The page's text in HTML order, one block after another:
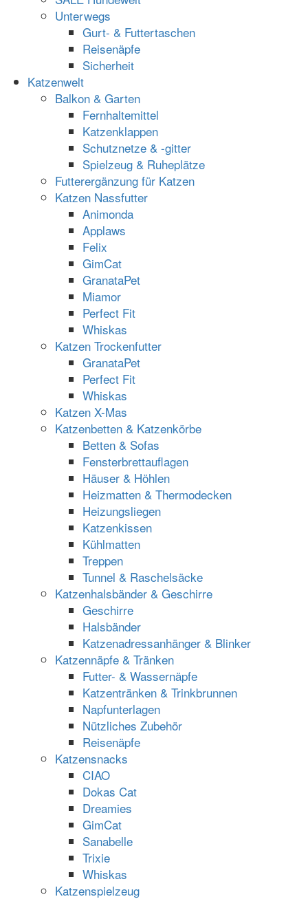
Unterwegs
Gurt- & Futtertaschen
Reisenäpfe
Sicherheit
Katzenwelt
Balkon & Garten
Fernhaltemittel
Katzenklappen
Schutznetze & -gitter
Spielzeug & Ruheplätze
Futterergänzung für Katzen
Katzen Nassfutter
Animonda
Applaws
Felix
GimCat
GranataPet
Miamor
Perfect Fit
Whiskas
Katzen Trockenfutter
GranataPet
Perfect Fit
Whiskas
Katzen X-Mas
Katzenbetten & Katzenkörbe
Betten & Sofas
Fensterbrettauflagen
Häuser & Höhlen
Heizmatten & Thermodecken
Heizungsliegen
Katzenkissen
Kühlmatten
Treppen
Tunnel & Raschelsäcke
Katzenhalsbänder & Geschirre
Geschirre
Halsbänder
Katzenadressanhänger & Blinker
Katzennäpfe & Tränken
Futter- & Wassernäpfe
Katzentränken & Trinkbrunnen
Napfunterlagen
Nützliches Zubehör
Reisenäpfe
Katzensnacks
CIAO
Dokas Cat
Dreamies
GimCat
Sanabelle
Trixie
Whiskas
Katzenspielzeug